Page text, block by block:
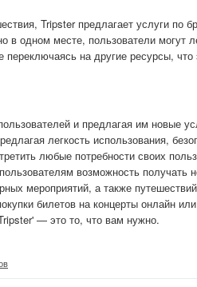
Tripster предлагает услуги по
в одном месте, пользователи могут
переключаясь на другие ресурсы, что
и предлагая им новые
легкость использования,
любые потребности своих
возможность получать
мероприятий, а также
билетов на концерты онлайн или
— это то, что вам нужно.